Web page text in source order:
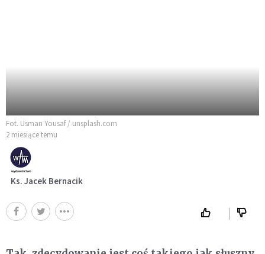
Fot. Usman Yousaf / unsplash.com
2 miesiące temu
Ks. Jacek Bernacik